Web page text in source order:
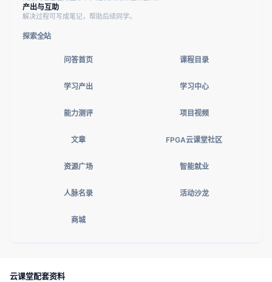
产出与互助
解决过程可写成笔记，帮助后续同学。
探索全站
问答首页 课程目录
学习产出 学习中心
能力测评 项目视频
文章 FPGA云课堂社区
资源广场 智能就业
人脉名录 活动沙龙
商城
云课堂配套资料